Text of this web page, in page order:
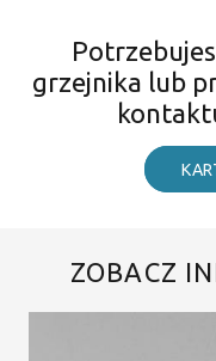
grzejnika lub
ZOBACZ